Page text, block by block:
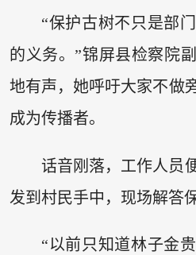
“保护古树不只是部
的义务。”锦屏县检察院
地有声，她呼吁大家不做
成为传播者。
话音刚落，工作人员
发到村民手中，现场解答
“以前只知道林子金